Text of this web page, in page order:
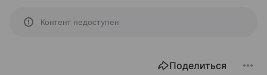
Контент недоступен
Поделиться